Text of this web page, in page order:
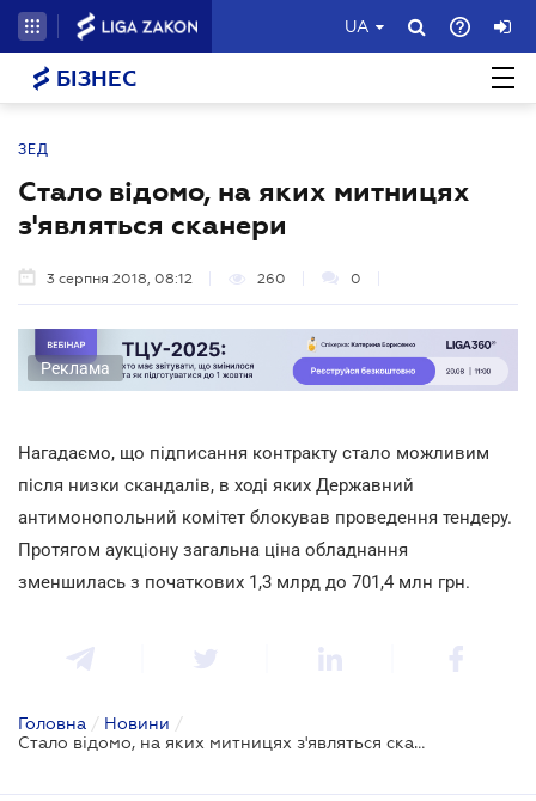
UA
БІЗНЕС
ЗЕД
Стало відомо, на яких митницях
з'являться сканери
3 серпня 2018, 08:12 260 0
Реклама
Нагадаємо, що підписання контракту стало можливим
після низки скандалів, в ході яких Державний
антимонопольний комітет блокував проведення тендеру.
Протягом аукціону загальна ціна обладнання
зменшилась з початкових 1,3 млрд до 701,4 млн грн.
Головна / Новини /
Стало відомо, на яких митницях з'являться сканери